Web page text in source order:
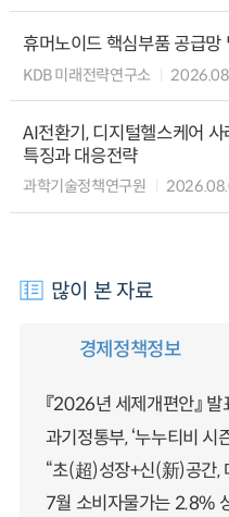
휴머노이드 핵심부품 공급망
KDB 미래전략연구소
AI전환기, 디지털헬스케어
특징과 대응전략
과학기술정책연구원
많이 본 자료
경제정책정보
『2026년 세제개편안』 발
과기정통부, ‘누누티비 시
“초(超)성장+신(新)공간,
7월 소비자물가는 2.8%